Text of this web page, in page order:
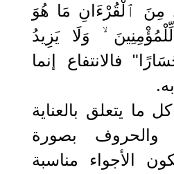
مِنَ ٱلْقُرْءَانِ مَا هُوَ
وَلَا يَزِيدُ
فالانتفاع إنما
ما يتعلق بالعناية
والحروف بصورة
الأجواء مناسبة